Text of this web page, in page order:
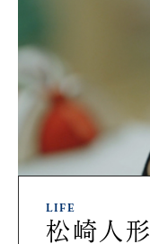
LIFE
松崎人形